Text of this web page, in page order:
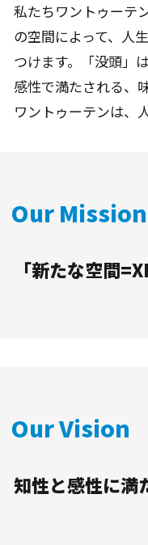
私たちワントゥーテ
の空間によって、⼈
つけます。「没頭」
感性で満たされる、
ワントゥーテンは、
Our Mission
「新たな空間
Our Vision
知性と感性に満